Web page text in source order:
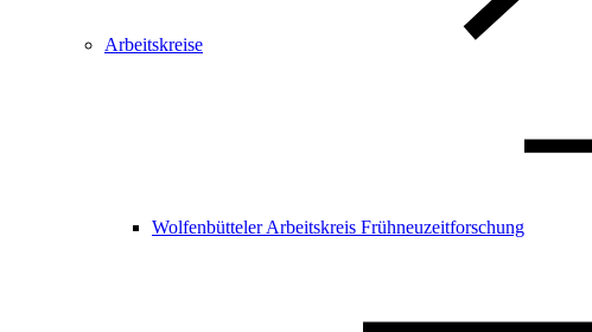
Arbeitskreise
Wolfenbütteler Arbeitskreis Frühneuzeitforschung